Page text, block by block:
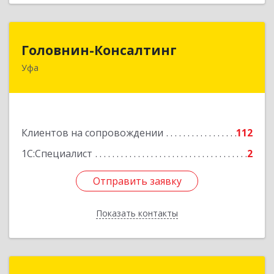
Головнин-Консалтинг
Уфа
Клиентов на сопровождении
112
1С:Специалист
2
Отправить заявку
Показать контакты
450006, Башкортостан Респ, Уфа г, Ленина ул,
Отправить заявку
Назад